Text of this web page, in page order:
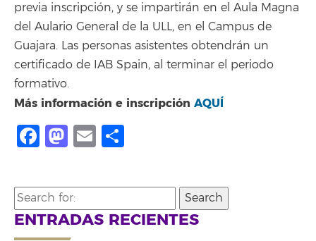
previa inscripción, y se impartirán en el Aula Magna
del Aulario General de la ULL, en el Campus de
Guajara. Las personas asistentes obtendrán un
certificado de IAB Spain, al terminar el periodo
formativo.
Más información e inscripción AQUÍ
Facebook
Mastodon
Email
Search
for:
ENTRADAS RECIENTES